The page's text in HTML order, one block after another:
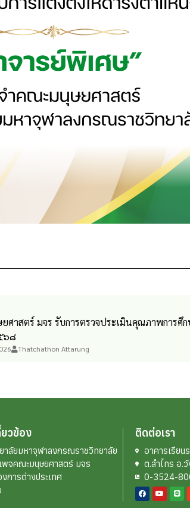
ศาสตร์ มจร รับการตรวจประเมินคุณภาพการศึก
๖๘
Thatchathon Attarung
วข้อง
าลัยมหาจุฬาลงกรณราชวิทยาลัย
พจคณะมนุษยศาสตร์ มจร
การต่างประเทศ
ติดต่อเรา
อาคารเรียน
ต.ลำไทร อ.
0-3524-